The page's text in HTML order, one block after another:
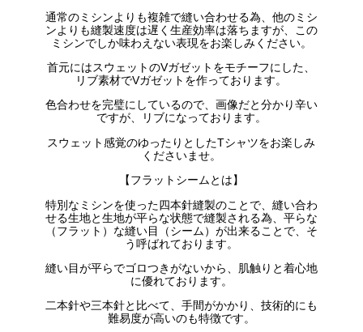
通常のミシンよりも複雑で縫い合わせる為、他のミシ
ンよりも縫製速度は遅く生産効率は落ちますが、この
ミシンでしか味わえない表現をお楽しみください。
首元にはスウェットのVガゼットをモチーフにした、
リブ素材でVガゼットを作っております。
色合わせを完璧にしているので、画像だと分かり辛い
ですが、リブになっております。
スウェット感覚のゆったりとしたTシャツをお楽しみ
くださいませ。
【フラットシームとは】
特別なミシンを使った四本針縫製のことで、縫い合わ
せる生地と生地が平らな状態で縫製される為、平らな
（フラット）な縫い目（シーム）が出来ることで、そ
う呼ばれております。
縫い目が平らでゴロつきがないから、肌触りと着心地
に優れております。
二本針や三本針と比べて、手間がかかり、技術的にも
難易度が高いのも特徴です。